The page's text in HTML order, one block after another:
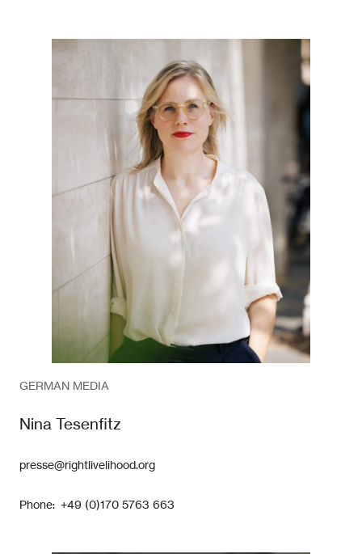
GERMAN MEDIA
Nina Tesenfitz
presse@rightlivelihood.org
Phone: +49 (0)170 5763 663